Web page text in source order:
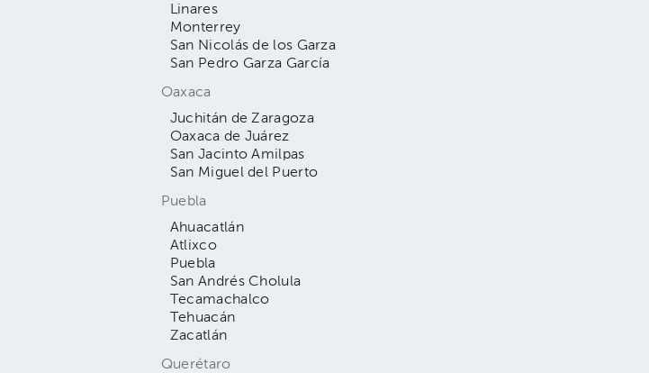
Linares
Monterrey
San Nicolás de los Garza
San Pedro Garza García
Oaxaca
Juchitán de Zaragoza
Oaxaca de Juárez
San Jacinto Amilpas
San Miguel del Puerto
Puebla
Ahuacatlán
Atlixco
Puebla
San Andrés Cholula
Tecamachalco
Tehuacán
Zacatlán
Querétaro